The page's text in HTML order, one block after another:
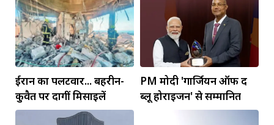
ईरान का पलटवार... बहरीन-
कुवैत पर दागीं मिसाइलें
PM मोदी 'गार्जियन ऑफ द
ब्लू होराइजन' से सम्मानित